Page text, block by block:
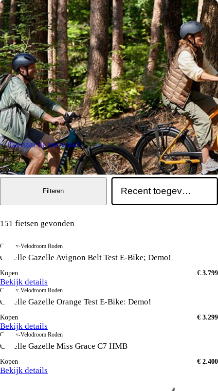
Ga naar de voorraad
151 fietsen gevonden
Filteren
Century-Velodroom Roden
Gazelle Gazelle Avignon Belt Test E-Bike; Demo!
Kopen € 3.799
Bekijk details
Century-Velodroom Roden
Gazelle Gazelle Orange Test E-Bike: Demo!
Kopen € 3.299
Bekijk details
Century-Velodroom Roden
Gazelle Gazelle Miss Grace C7 HMB
Kopen € 2.400
Bekijk details